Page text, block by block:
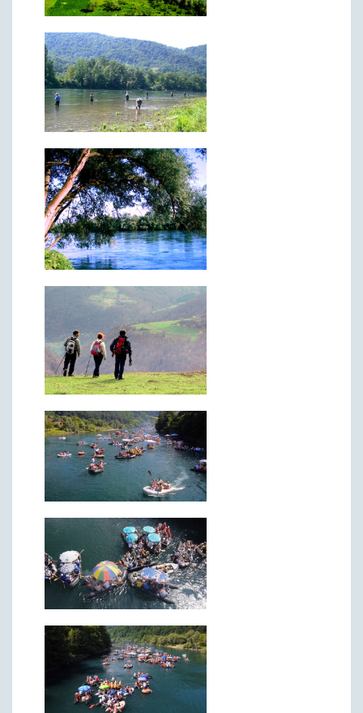
Матична служба
Борачко-инвалидска заштита
Друштвена брига о деци
Служба за пољопривреду, водопривреду и заштиту животне
средине
Приватно предузетништво
Бирачки списак